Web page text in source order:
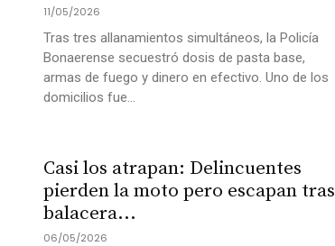
11/05/2026
Tras tres allanamientos simultáneos, la Policía
Bonaerense secuestró dosis de pasta base,
armas de fuego y dinero en efectivo. Uno de los
domicilios fue...
Casi los atrapan: Delincuentes
pierden la moto pero escapan tras
balacera...
06/05/2026